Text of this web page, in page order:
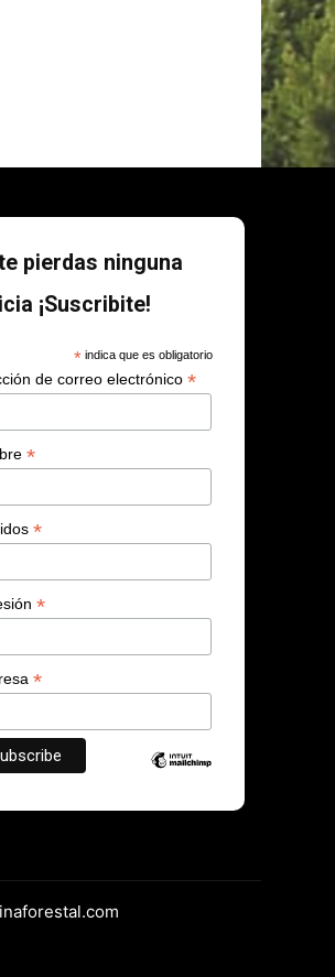
pierdas ninguna
¡Suscribite!
*indica que es obligatorio
de correo electrónico*
*
*
*
*